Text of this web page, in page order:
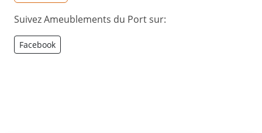
Suivez ​Ameublements du Port sur:
Facebook